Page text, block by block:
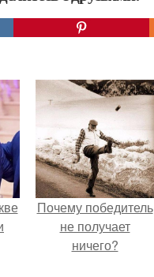
Почему победитель
не получает
ничего?